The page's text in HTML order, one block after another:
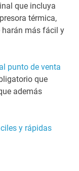
que incluya
térmica,
harán más fácil y
punto de venta
que
además
y rápidas